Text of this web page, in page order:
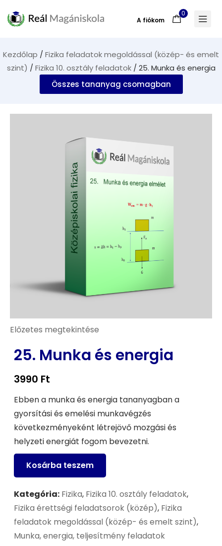
A fiókom
0
Kezdőlap / Fizika feladatok megoldással (közép- és emelt
szint) / Fizika 10. osztály feladatok/ 25. Munka és energia
Összes tananyag csomagban
Előzetes megtekintése
25. Munka és energia
3990 Ft
Ebben a munka és energia tananyagban a
gyorsítási és emelési munkavégzés
következményeként létrejövő mozgási és
helyzeti energiát fogom bevezetni.
Kosárba teszem
Kategória: Fizika, Fizika 10. osztály feladatok,
Fizika érettségi feladatsorok (közép), Fizika
feladatok megoldással (közép- és emelt szint),
Munka, energia, teljesítmény feladatok